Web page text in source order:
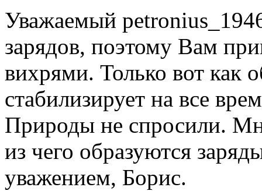
Уважаемый
зарядов, поэтому Вам
вихрями. Только вот как
стабилизирует на все
Природы не спросили.
из чего образуются
уважением, Борис.